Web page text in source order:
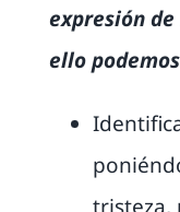
expresión
ello
tristeza,